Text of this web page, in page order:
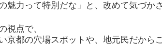
魅力って特別だな」と、改めて気づかさ
視点で、
京都の穴場スポットや、地元民だから